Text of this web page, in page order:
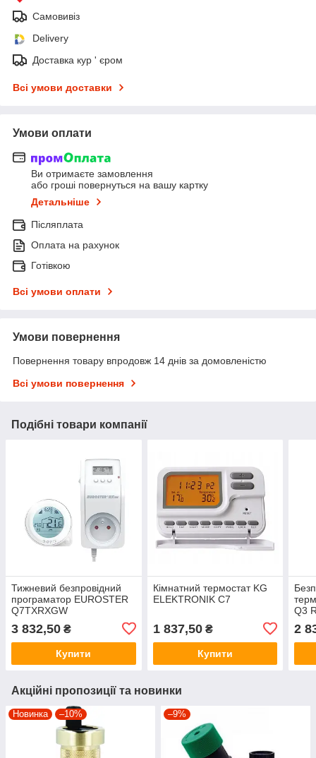
Самовивіз
Delivery
Доставка кур ' єром
Всі умови доставки
Умови оплати
Ви отримаєте замовлення
або гроші повернуться на вашу картку
Детальніше
Післяплата
Оплата на рахунок
Готівкою
Всі умови оплати
Умови повернення
Повернення товару впродовж 14 днів за домовленістю
Всі умови повернення
Подібні товари компанії
Тижневий безпровідний
програматор EUROSTER
Q7TXRXGW
3 832,50 ₴
Купити
Кімнатний термостат KG
ELEKTRONIK C7
1 837,50₴
Купити
Q3
2
Акційні пропозиції та новинки
Новинка –10% –9%